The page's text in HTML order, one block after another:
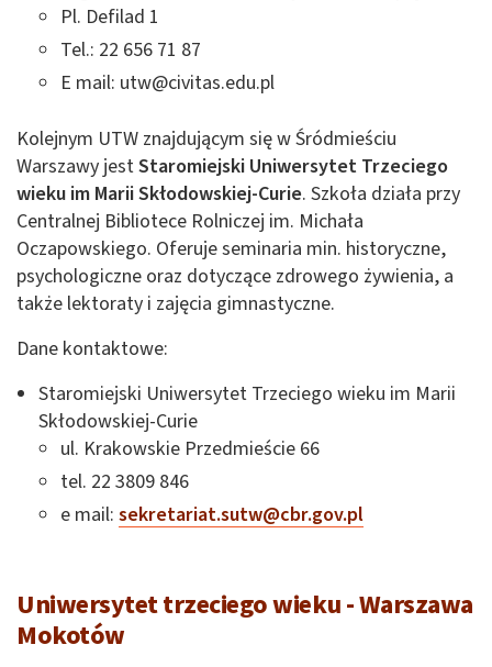
Pl. Defilad 1
Tel.: 22 656 71 87
E mail: utw@civitas.edu.pl
Kolejnym UTW znajdującym się w Śródmieściu
Warszawy jestStaromiejski Uniwersytet Trzeciego
wieku im Marii Skłodowskiej-Curie. Szkoła działa przy
Centralnej Bibliotece Rolniczej im. Michała
Oczapowskiego. Oferuje seminaria min. historyczne,
psychologiczne oraz dotyczące zdrowego żywienia, a
także lektoraty i zajęcia gimnastyczne.
Dane kontaktowe:
Staromiejski Uniwersytet Trzeciego wieku im Marii
Skłodowskiej-Curie
ul. Krakowskie Przedmieście 66
tel. 22 3809 846
e mail: sekretariat.sutw@cbr.gov.pl
Uniwersytet trzeciego wieku - Warszawa
Mokotów